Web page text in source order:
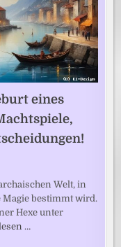
eines
Welt, in
Magie bestimmt wird.
Hexe unter
…